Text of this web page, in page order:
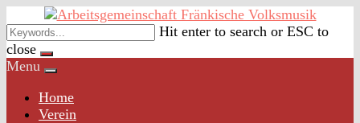
to
content
Hit enter to search or ESC to
close
Menu
Home
Verein